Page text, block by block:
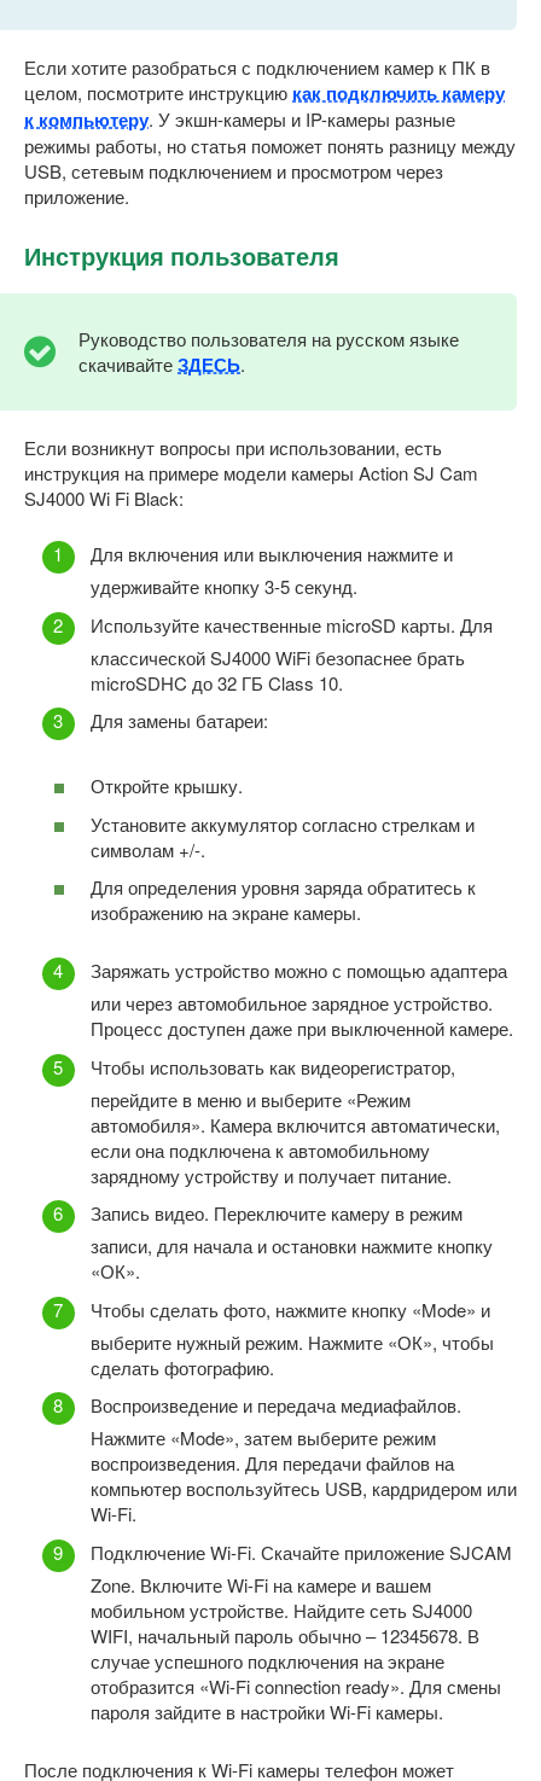
Если хотите разобраться с подключением камер к ПК в
целом, посмотрите инструкцию как подключить камеру
к компьютеру. У экшн-камеры и IP-камеры разные
режимы работы, но статья поможет понять разницу между
USB, сетевым подключением и просмотром через
приложение.
Инструкция пользователя
Руководство пользователя на русском языке
скачивайтеЗДЕСЬ.
Если возникнут вопросы при использовании, есть
инструкция на примере модели камеры Action SJ Cam
SJ4000 Wi Fi Black:
Для включения или выключения нажмите и
удерживайте кнопку 3-5 секунд.
Используйте качественные microSD карты. Для
классической SJ4000 WiFi безопаснее брать
microSDHC до 32 ГБ Class 10.
Для замены батареи:
Откройте крышку.
Установите аккумулятор согласно стрелкам и
символам +/-.
Для определения уровня заряда обратитесь к
изображению на экране камеры.
Заряжать устройство можно с помощью адаптера
или через автомобильное зарядное устройство.
Процесс доступен даже при выключенной камере.
Чтобы использовать как видеорегистратор,
перейдите в меню и выберите «Режим
автомобиля». Камера включится автоматически,
если она подключена к автомобильному
зарядному устройству и получает питание.
Запись видео. Переключите камеру в режим
записи, для начала и остановки нажмите кнопку
«ОК».
Чтобы сделать фото, нажмите кнопку «Mode» и
выберите нужный режим. Нажмите «ОК», чтобы
сделать фотографию.
Воспроизведение и передача медиафайлов.
Нажмите «Mode», затем выберите режим
воспроизведения. Для передачи файлов на
компьютер воспользуйтесь USB, кардридером или
Wi-Fi.
Подключение Wi-Fi. Скачайте приложение SJCAM
Zone. Включите Wi-Fi на камере и вашем
мобильном устройстве. Найдите сеть SJ4000
WIFI, начальный пароль обычно – 12345678. В
случае успешного подключения на экране
отобразится «Wi-Fi connection ready». Для смены
пароля зайдите в настройки Wi-Fi камеры.
После подключения к Wi-Fi камеры телефон может